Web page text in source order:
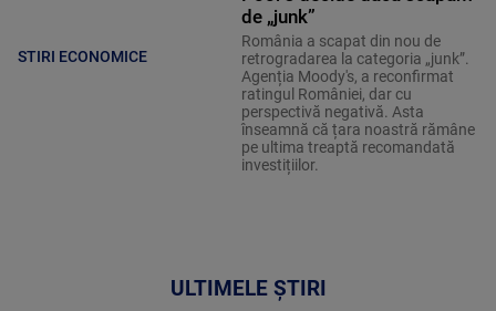
STIRI ECONOMICE
de „junk”
România a scapat din nou de
retrogradarea la categoria „junk”.
Agenția Moody's, a reconfirmat
ratingul României, dar cu
perspectivă negativă. Asta
înseamnă că țara noastră rămâne
pe ultima treaptă recomandată
investițiilor.
ULTIMELE ȘTIRI